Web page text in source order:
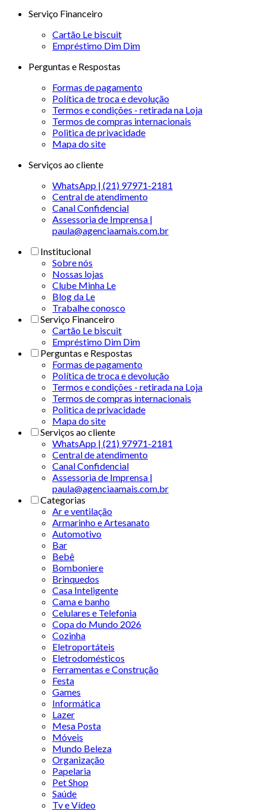
Serviço Financeiro
Cartão Le biscuit
Empréstimo Dim Dim
Perguntas e Respostas
Formas de pagamento
Política de troca e devolução
Termos e condições - retirada na Loja
Termos de compras internacionais
Politica de privacidade
Mapa do site
Serviços ao cliente
WhatsApp | (21) 97971-2181
Central de atendimento
Canal Confidencial
Assessoria de Imprensa |
paula@agenciaamais.com.br
Institucional
Sobre nós
Nossas lojas
Clube Minha Le
Blog da Le
Trabalhe conosco
Serviço Financeiro
Cartão Le biscuit
Empréstimo Dim Dim
Perguntas e Respostas
Formas de pagamento
Política de troca e devolução
Termos e condições - retirada na Loja
Termos de compras internacionais
Politica de privacidade
Mapa do site
Serviços ao cliente
WhatsApp | (21) 97971-2181
Central de atendimento
Canal Confidencial
Assessoria de Imprensa |
paula@agenciaamais.com.br
Categorias
Ar e ventilação
Armarinho e Artesanato
Automotivo
Bar
Bebê
Bomboniere
Brinquedos
Casa Inteligente
Cama e banho
Celulares e Telefonia
Copa do Mundo 2026
Cozinha
Eletroportáteis
Eletrodomésticos
Ferramentas e Construção
Festa
Games
Informática
Lazer
Mesa Posta
Móveis
Mundo Beleza
Organização
Papelaria
Pet Shop
Saúde
Tv e Vídeo